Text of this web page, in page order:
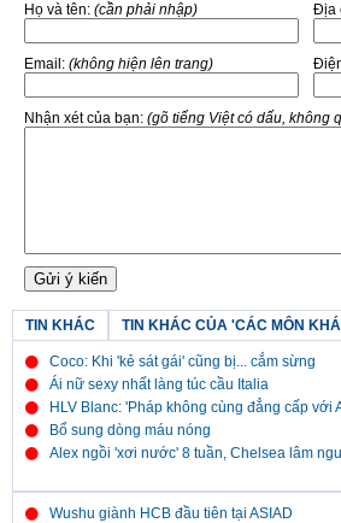
Họ và tên: (cần phải nhập) Địa
Email: (không hiện lên trang)
Nhận xét của bạn: (gõ tiếng Việt có dấu, không
TIN KHÁC TIN KHÁC CỦA 'CÁC MÔN
Coco: Khi 'kẻ sát gái' cũng bị... cắm sừng
Ái nữ sexy nhất làng túc cầu Italia
HLV Blanc: 'Pháp không cùng đẳng cấp với
Bổ sung dòng máu nóng
Alex ngồi 'xơi nước' 8 tuần, Chelsea lâm
Wushu giành HCB đầu tiên tại ASIAD